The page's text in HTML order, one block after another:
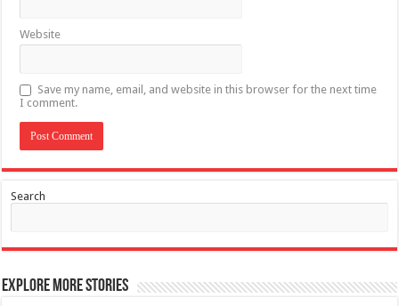
Website
Save my name, email, and website in this browser for the next time
I comment.
Search
Explore More Stories